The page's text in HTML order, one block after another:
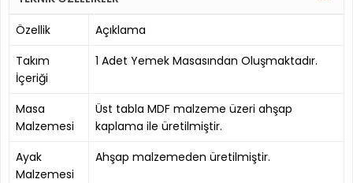
Özellik
Açıklama
Takım
İçeriği
1 Adet Yemek Masasından Oluşmaktadır.
Masa
Malzemesi
Üst tabla MDF malzeme üzeri ahşap
kaplama ile üretilmiştir.
Ayak
Malzemesi
Ahşap malzemeden üretilmiştir.